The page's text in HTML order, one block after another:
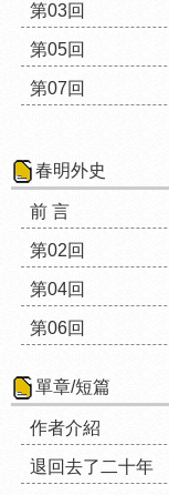
第03回
第05回
第07回
春明外史
前 言
第02回
第04回
第06回
單章/短篇
作者介紹
退回去了二十年